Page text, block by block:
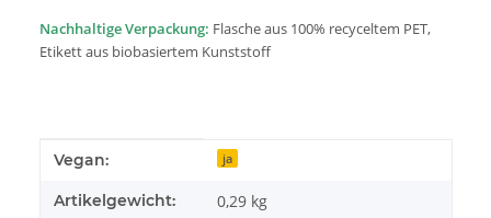
Nachhaltige Verpackung: Flasche aus 100% recyceltem PET,
Etikett aus biobasiertem Kunststoff
Produkteigenschaft
Wert
Vegan: ja
Artikelgewicht: 0,29 kg